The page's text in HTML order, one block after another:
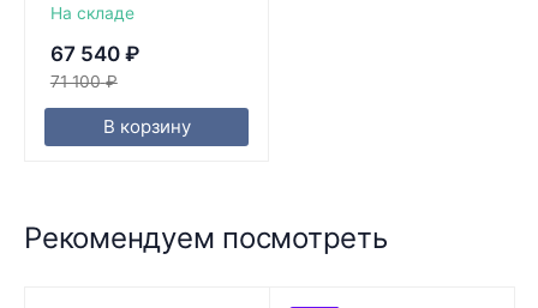
На складе
67 540 ₽
71 100 ₽
В корзину
Рекомендуем посмотреть